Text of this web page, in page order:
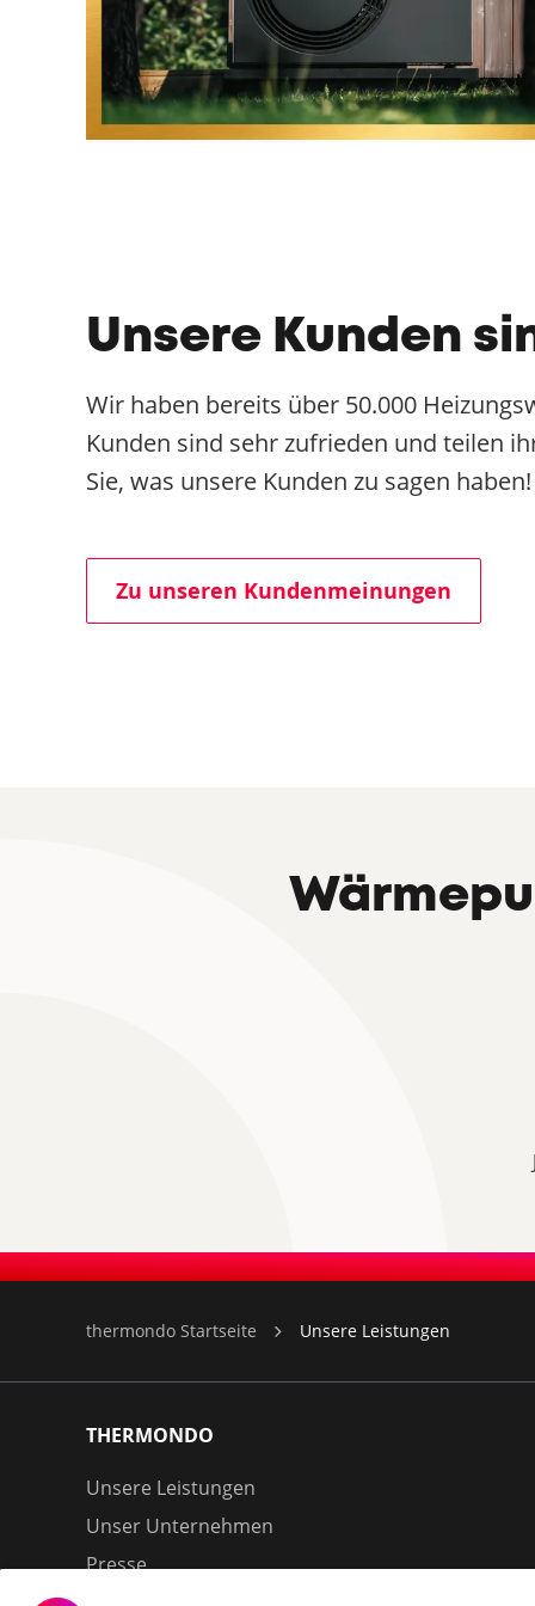
Unsere Kunden
Wir haben bereits über 50.000
Kunden sind sehr zufrieden und teilen
Sie, was unsere Kunden zu sagen haben!
Zu unseren Kundenmeinungen
thermondo Startseite Unsere Leistungen
THERMONDO
Unsere Leistungen
Unser Unternehmen
Presse